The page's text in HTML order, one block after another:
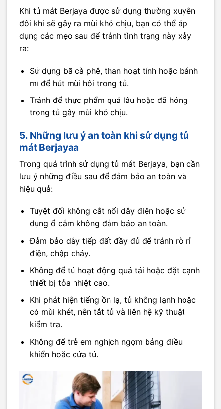
Khi tủ mát Berjaya được sử dụng thường xuyên
đôi khi sẽ gây ra mùi khó chịu, bạn có thể áp
dụng các mẹo sau để tránh tình trạng này xảy
ra:
Sử dụng bã cà phê, than hoạt tính hoặc bánh
mì để hút mùi hôi trong tủ.
Tránh để thực phẩm quá lâu hoặc đã hỏng
trong tủ gây mùi khó chịu.
5. Những lưu ý an toàn khi sử dụng tủ
mát Berjayaa
Trong quá trình sử dụng tủ mát Berjaya, bạn cần
lưu ý những điều sau để đảm bảo an toàn và
hiệu quả:
Tuyệt đối không cắt nối dây điện hoặc sử
dụng ổ cắm không đảm bảo an toàn.
Đảm bảo dây tiếp đất đầy đủ để tránh rò rỉ
điện, chập cháy.
Không để tủ hoạt động quá tải hoặc đặt cạnh
thiết bị tỏa nhiệt cao.
Khi phát hiện tiếng ồn lạ, tủ không lạnh hoặc
có mùi khét, nên tắt tủ và liên hệ kỹ thuật
kiểm tra.
Không để trẻ em nghịch ngợm bảng điều
khiển hoặc cửa tủ.